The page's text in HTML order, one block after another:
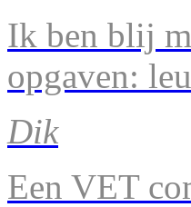
Ik ben blij
opgaven:
Dik
Een VET